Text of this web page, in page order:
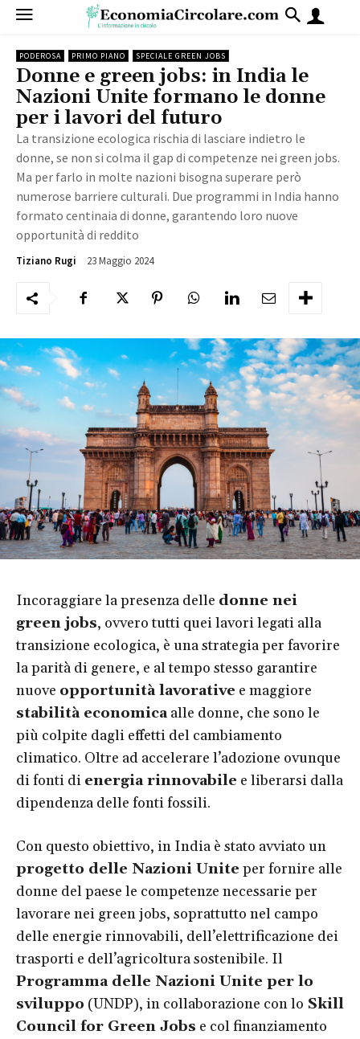
PODEROSA PRIMO PIANO SPECIALE GREEN JOBS
Donne e green jobs: in India le
Nazioni Unite formano le donne
per i lavori del futuro
La transizione ecologica rischia di lasciare indietro le
donne, se non si colma il gap di competenze nei green jobs.
Ma per farlo in molte nazioni bisogna superare però
numerose barriere culturali. Due programmi in India hanno
formato centinaia di donne, garantendo loro nuove
opportunità di reddito
Tiziano Rugi 23 Maggio 2024
Incoraggiare la presenza delle donne nei
green jobs, ovvero tutti quei lavori legati alla
transizione ecologica, è una strategia per favorire
la parità di genere, e al tempo stesso garantire
nuove opportunità lavorative e maggiore
stabilità economicaalle donne, che sono le
più colpite dagli effetti del cambiamento
climatico. Oltre ad accelerare l’adozione ovunque
di fonti di energia rinnovabile e liberarsi dalla
dipendenza delle fonti fossili.
Con questo obiettivo, in India è stato avviato un
progetto delle Nazioni Unite per fornire alle
donne del paese le competenze necessarie per
lavorare nei green jobs, soprattutto nel campo
delle energie rinnovabili, dell’elettrificazione dei
trasporti e dell’agricoltura sostenibile. Il
Programma delle Nazioni Unite per lo
sviluppo (UNDP), in collaborazione con lo Skill
Council for Green Jobs e col finanziamento